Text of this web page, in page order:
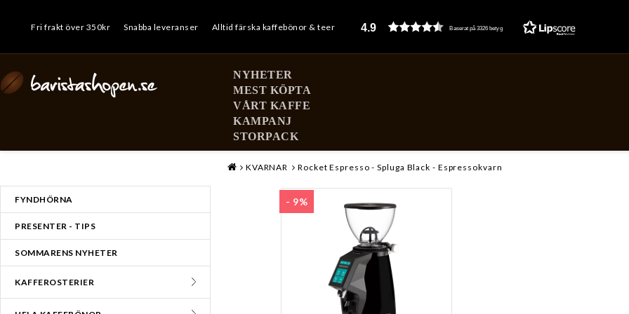
Fri frakt över 350kr Snabba leveranser Alltid färska kaffebönor & teer 4.9 Baserat på 3326 betyg
NYHETER
MEST KÖPTA
VÅRT KAFFE
KAMPANJ
STORPACK
FYNDHÖRNA
PRESENTER - TIPS
SOMMARENS NYHETER
KAFFEROSTERIER
KVARNAR Rocket Espresso - Spluga Black - Espressokvarn
- 9%